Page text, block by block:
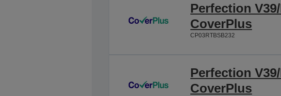
Perfection
CoverPlus
CP03RTBSB232
Perfection
CoverPlus